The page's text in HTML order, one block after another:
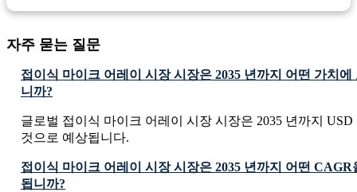
자주 묻는 질문
접이식 마이크 어레이 시장 시장은 2035 년까지 어떤 가치
니까?
글로벌 접이식 마이크 어레이 시장 시장은 2035 년까지
것으로 예상됩니다.
접이식 마이크 어레이 시장 시장은 2035 년까지 어떤
됩니까?